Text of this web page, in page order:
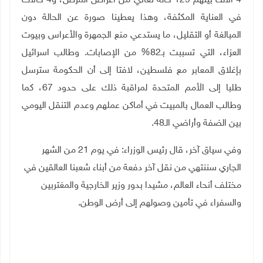
في العناية المكثفة، وهذا يعطينا صورة عن الحالة دون
المبالغة أو التقليل، ما يستدعي منع الجمهرة والأعراس وبيوت
العزاء، التي تسببت بـ82% من الإصابات. وطالب اسرائيل
بإغلاق المعابر مع فلسطين، لافتا إلى أن الحكومة سترسل
طلبا إلى الأمم المتحدة لمراقبة ذلك على حدود 67، كما
وطالب العمال بالمبيت في أماكن عملهم وعدم التنقل اليومي
بين الضفة وأراضي الـ48
.
وفي سياق آخر، قال رئيس الوزراء: في يوم 21 من الشهر
الجاري سننتهي من نقل آخر دفعة من أبناء شعبنا العالقين في
مختلف أنحاء العالم، مشيدا بدور وزير الخارجية والمغتربين
والسفراء في تأمين وصولهم إلى أرض الوطن.